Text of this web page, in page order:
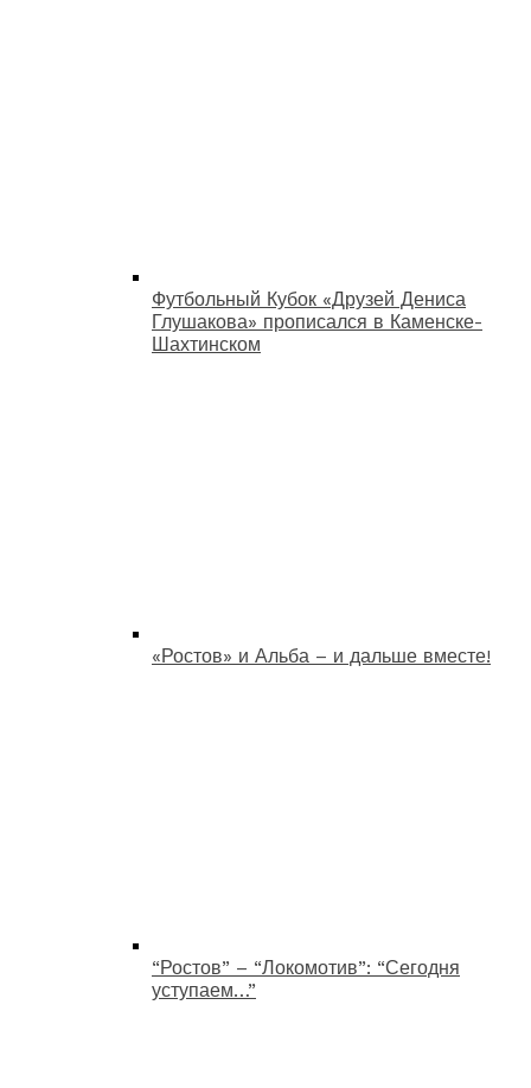
Футбольный Кубок «Друзей Дениса
Глушакова» прописался в Каменске-
Шахтинском
«Ростов» и Альба – и дальше вместе!
“Ростов” – “Локомотив”: “Сегодня
уступаем…”